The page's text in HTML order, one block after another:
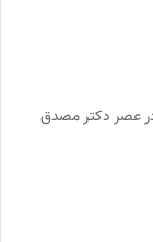
عصر دکتر مصدق